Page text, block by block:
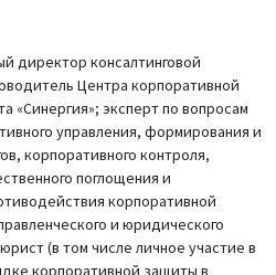
директор консалтинговой
Центра корпоративной
«Синергия»; эксперт по вопросам
управления, формирования и
корпоративного контроля,
поглощения и
корпоративной
и юридического
(в том числе личное участие в
корпоративной защиты в